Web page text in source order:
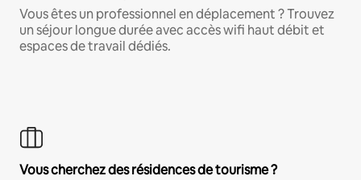
Vous êtes un professionnel en déplacement ? Trouvez
un séjour longue durée avec accès wifi haut débit et
espaces de travail dédiés.
Vous cherchez des résidences de tourisme ?